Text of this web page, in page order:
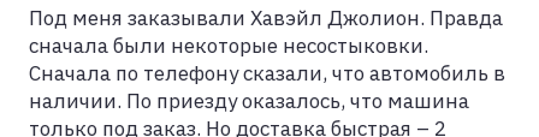
Под меня заказывали Хавэйл Джолион. Правда
сначала были некоторые несостыковки.
Сначала по телефону сказали, что автомобиль в
наличии. По приезду оказалось, что машина
только под заказ. Но доставка быстрая – 2